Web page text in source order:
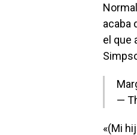
acaba
el que
—
«(Mi